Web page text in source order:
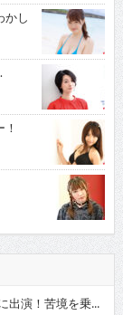
かし
出演！苦境を乗...